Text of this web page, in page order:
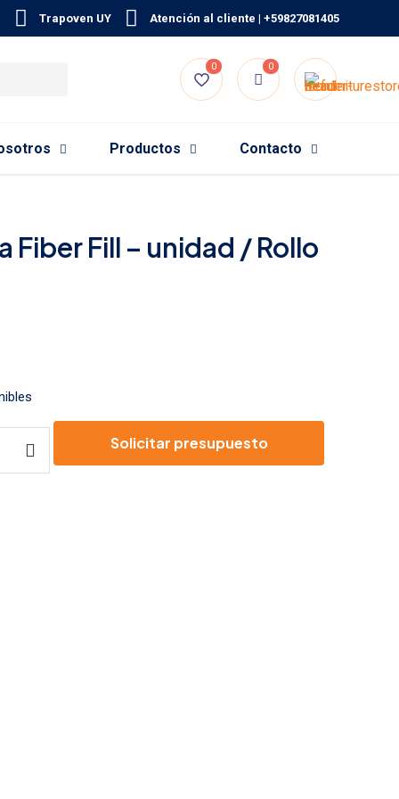
Trapoven UY Atención al cliente | +59827081405
0 0
Productos Contacto
Fiber Fill – unidad / Rollo
Solicitar presupuesto